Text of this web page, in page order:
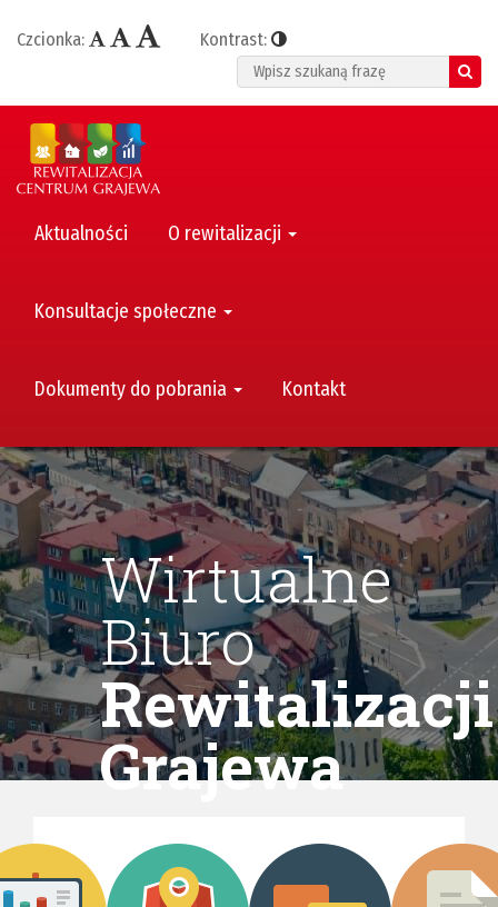
Czcionka:
Kontrast:
Search
Aktualności O rewitalizacji
Konsultacje społeczne
Dokumenty do pobrania Kontakt
Wirtualne
Biuro
Rewitalizacji
Grajewa